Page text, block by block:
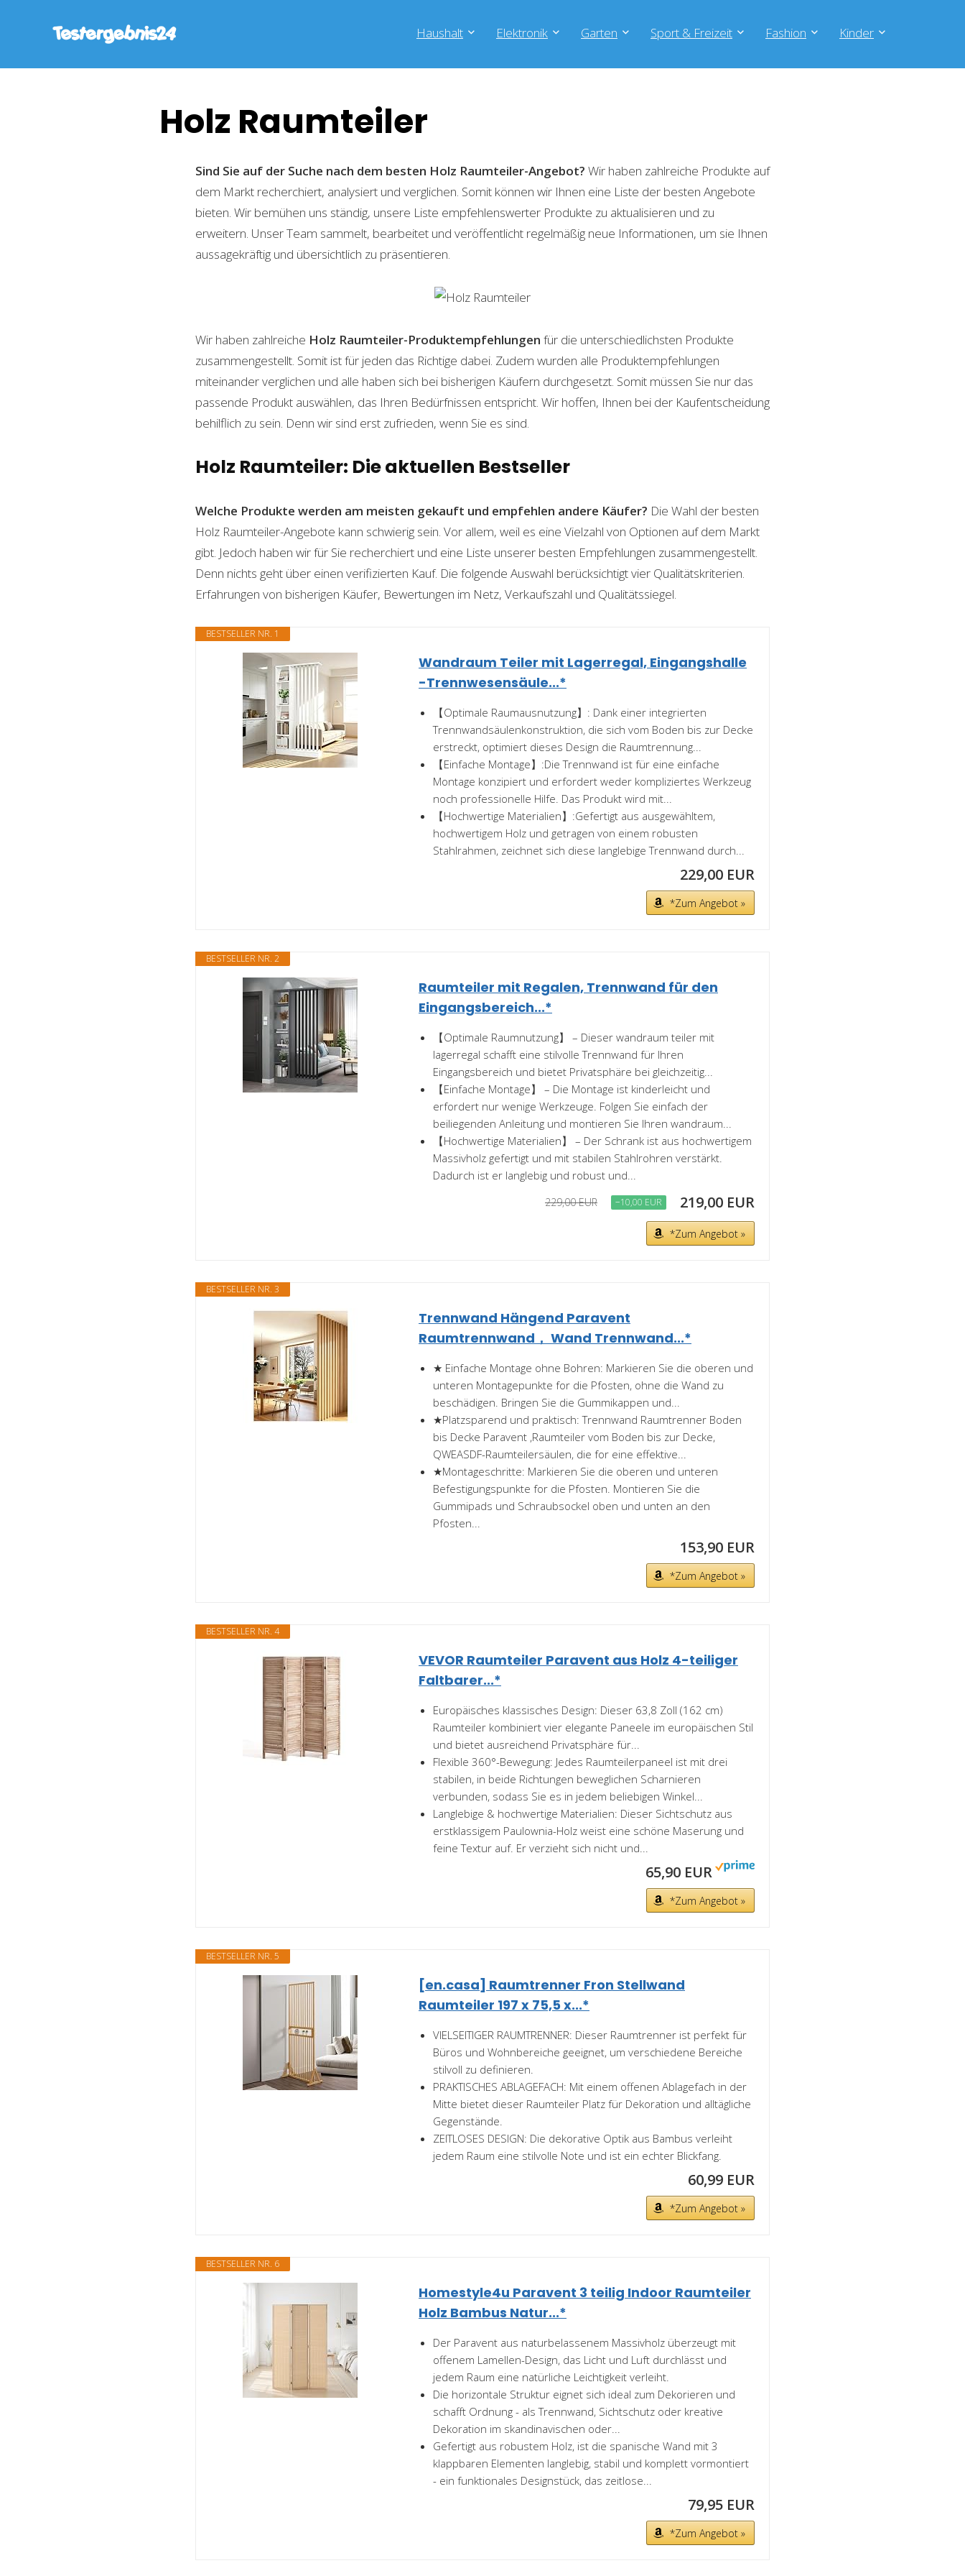
Haushalt Elektronik Garten Sport & Freizeit Fashion Kinder
Holz Raumteiler
Sind Sie auf der Suche nach dem besten Holz Raumteiler-Angebot? Wir haben zahlreiche Produkte auf
dem Markt recherchiert, analysiert und verglichen. Somit können wir Ihnen eine Liste der besten Angebote
bieten. Wir bemühen uns ständig, unsere Liste empfehlenswerter Produkte zu aktualisieren und zu
erweitern. Unser Team sammelt, bearbeitet und veröffentlicht regelmäßig neue Informationen, um sie Ihnen
aussagekräftig und übersichtlich zu präsentieren.
Wir haben zahlreiche Holz Raumteiler-Produktempfehlungen für die unterschiedlichsten Produkte
zusammengestellt. Somit ist für jeden das Richtige dabei. Zudem wurden alle Produktempfehlungen
miteinander verglichen und alle haben sich bei bisherigen Käufern durchgesetzt. Somit müssen Sie nur das
passende Produkt auswählen, das Ihren Bedürfnissen entspricht. Wir hoffen, Ihnen bei der Kaufentscheidung
behilflich zu sein. Denn wir sind erst zufrieden, wenn Sie es sind.
Holz Raumteiler: Die aktuellen Bestseller
Welche Produkte werden am meisten gekauft und empfehlen andere Käufer? Die Wahl der besten
Holz Raumteiler-Angebote kann schwierig sein. Vor allem, weil es eine Vielzahl von Optionen auf dem Markt
gibt. Jedoch haben wir für Sie recherchiert und eine Liste unserer besten Empfehlungen zusammengestellt.
Denn nichts geht über einen verifizierten Kauf. Die folgende Auswahl berücksichtigt vier Qualitätskriterien.
Erfahrungen von bisherigen Käufer, Bewertungen im Netz, Verkaufszahl und Qualitätssiegel.
BESTSELLER NR. 1
Wandraum Teiler mit Lagerregal, Eingangshalle
-Trennwesensäule...*
【Optimale Raumausnutzung】: Dank einer integrierten
Trennwandsäulenkonstruktion, die sich vom Boden bis zur Decke
erstreckt, optimiert dieses Design die Raumtrennung...
【Einfache Montage】:Die Trennwand ist für eine einfache
Montage konzipiert und erfordert weder kompliziertes Werkzeug
noch professionelle Hilfe. Das Produkt wird mit...
【Hochwertige Materialien】:Gefertigt aus ausgewähltem,
hochwertigem Holz und getragen von einem robusten
Stahlrahmen, zeichnet sich diese langlebige Trennwand durch...
229,00 EUR
*Zum Angebot »
BESTSELLER NR. 2
Raumteiler mit Regalen, Trennwand für den
Eingangsbereich...*
【Optimale Raumnutzung】 – Dieser wandraum teiler mit
lagerregal schafft eine stilvolle Trennwand für Ihren
Eingangsbereich und bietet Privatsphäre bei gleichzeitig...
【Einfache Montage】 – Die Montage ist kinderleicht und
erfordert nur wenige Werkzeuge. Folgen Sie einfach der
beiliegenden Anleitung und montieren Sie Ihren wandraum...
【Hochwertige Materialien】 – Der Schrank ist aus hochwertigem
Massivholz gefertigt und mit stabilen Stahlrohren verstärkt.
Dadurch ist er langlebig und robust und...
229,00 EUR −10,00 EUR 219,00 EUR
*Zum Angebot »
BESTSELLER NR. 3
Trennwand Hängend Paravent
Raumtrennwand， Wand Trennwand...*
★ Einfache Montage ohne Bohren: Markieren Sie die oberen und
unteren Montagepunkte for die Pfosten, ohne die Wand zu
beschädigen. Bringen Sie die Gummikappen und...
★Platzsparend und praktisch: Trennwand Raumtrenner Boden
bis Decke Paravent ,Raumteiler vom Boden bis zur Decke,
QWEASDF-Raumteilersäulen, die for eine effektive...
★Montageschritte: Markieren Sie die oberen und unteren
Befestigungspunkte for die Pfosten. Montieren Sie die
Gummipads und Schraubsockel oben und unten an den
Pfosten...
153,90 EUR
*Zum Angebot »
BESTSELLER NR. 4
VEVOR Raumteiler Paravent aus Holz 4-teiliger
Faltbarer...*
Europäisches klassisches Design: Dieser 63,8 Zoll (162 cm)
Raumteiler kombiniert vier elegante Paneele im europäischen Stil
und bietet ausreichend Privatsphäre für...
Flexible 360°-Bewegung: Jedes Raumteilerpaneel ist mit drei
stabilen, in beide Richtungen beweglichen Scharnieren
verbunden, sodass Sie es in jedem beliebigen Winkel...
Langlebige & hochwertige Materialien: Dieser Sichtschutz aus
erstklassigem Paulownia-Holz weist eine schöne Maserung und
feine Textur auf. Er verzieht sich nicht und...
65,90 EUR
*Zum Angebot »
BESTSELLER NR. 5
[en.casa] Raumtrenner Fron Stellwand
Raumteiler 197 x 75,5 x...*
VIELSEITIGER RAUMTRENNER: Dieser Raumtrenner ist perfekt für
Büros und Wohnbereiche geeignet, um verschiedene Bereiche
stilvoll zu definieren.
PRAKTISCHES ABLAGEFACH: Mit einem offenen Ablagefach in der
Mitte bietet dieser Raumteiler Platz für Dekoration und alltägliche
Gegenstände.
ZEITLOSES DESIGN: Die dekorative Optik aus Bambus verleiht
jedem Raum eine stilvolle Note und ist ein echter Blickfang.
60,99 EUR
*Zum Angebot »
BESTSELLER NR. 6
Homestyle4u Paravent 3 teilig Indoor Raumteiler
Holz Bambus Natur...*
Der Paravent aus naturbelassenem Massivholz überzeugt mit
offenem Lamellen-Design, das Licht und Luft durchlässt und
jedem Raum eine natürliche Leichtigkeit verleiht.
Die horizontale Struktur eignet sich ideal zum Dekorieren und
schafft Ordnung - als Trennwand, Sichtschutz oder kreative
Dekoration im skandinavischen oder...
Gefertigt aus robustem Holz, ist die spanische Wand mit 3
klappbaren Elementen langlebig, stabil und komplett vormontiert
- ein funktionales Designstück, das zeitlose...
79,95 EUR
*Zum Angebot »